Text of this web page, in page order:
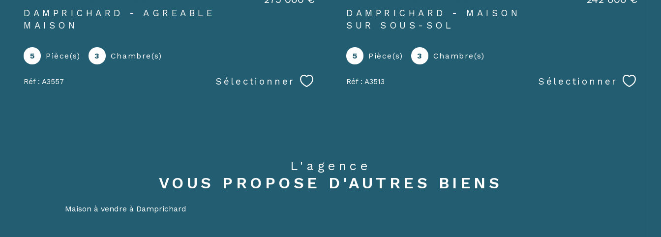
DAMPRICHARD - AGREABLE
MAISON
5 Pièce(s) 3 Chambre(s)
Réf : A3557 Sélectionner
DAMPRICHARD - MAISON
SUR SOUS-SOL
5 Pièce(s) 3 Chambre(s)
Réf : A3513 Sélectionner
L'agence
VOUS PROPOSE D'AUTRES BIENS
Maison à vendre à Damprichard